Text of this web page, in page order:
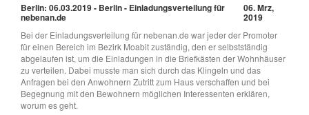
Berlin: 06.03.2019 - Berlin - Einladungsverteilung für
nebenan.de
06. Mrz,
2019
Bei der Einladungsverteilung für nebenan.de war jeder der Promoter
für einen Bereich im Bezirk Moabit zuständig, den er selbstständig
abgelaufen ist, um die Einladungen in die Briefkästen der Wohnhäuser
zu verteilen. Dabei musste man sich durch das Klingeln und das
Anfragen bei den Anwohnern Zutritt zum Haus verschaffen und bei
Begegnung mit den Bewohnern möglichen Interessenten erklären,
worum es geht.